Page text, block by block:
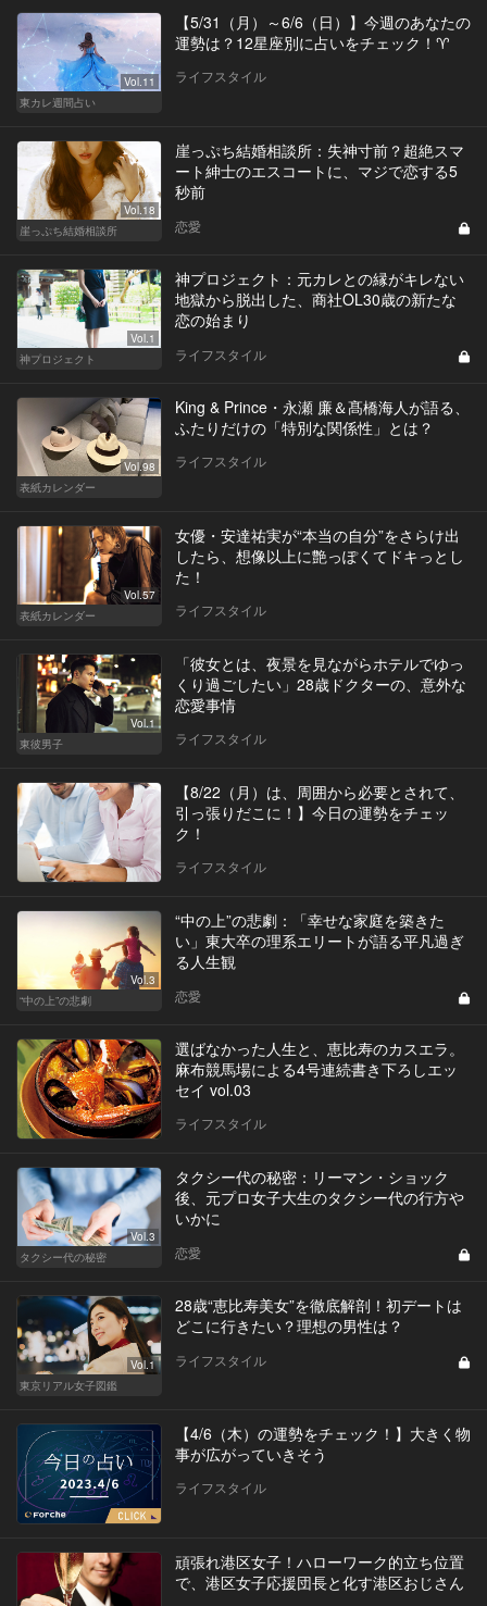
Vol.11
東カレ週間占い
【5/31（月）～6/6（日）】今週のあなたの
運勢は？12星座別に占いをチェック！♈
ライフスタイル
Vol.18
崖っぷち結婚相談所
崖っぷち結婚相談所：失神寸前？超絶スマ
ート紳士のエスコートに、マジで恋する5
秒前
恋愛
Vol.1
神プロジェクト
神プロジェクト：元カレとの縁がキレない
地獄から脱出した、商社OL30歳の新たな
恋の始まり
ライフスタイル
Vol.98
表紙カレンダー
King & Prince・永瀬 廉＆髙橋海人が語る、
ふたりだけの「特別な関係性」とは？
ライフスタイル
Vol.57
表紙カレンダー
女優・安達祐実が“本当の自分”をさらけ出
したら、想像以上に艶っぽくてドキっとし
た！
ライフスタイル
Vol.1
東彼男子
「彼女とは、夜景を見ながらホテルでゆっ
くり過ごしたい」28歳ドクターの、意外な
恋愛事情
ライフスタイル
【8/22（月）は、周囲から必要とされて、
引っ張りだこに！】今日の運勢をチェッ
ク！
ライフスタイル
Vol.3
“中の上”の悲劇
“中の上”の悲劇：「幸せな家庭を築きた
い」東大卒の理系エリートが語る平凡過ぎ
る人生観
恋愛
選ばなかった人生と、恵比寿のカスエラ。
麻布競馬場による4号連続書き下ろしエッ
セイ vol.03
ライフスタイル
Vol.3
タクシー代の秘密
タクシー代の秘密：リーマン・ショック
後、元プロ女子大生のタクシー代の行方や
いかに
恋愛
Vol.1
東京リアル女子図鑑
28歳“恵比寿美女”を徹底解剖！初デートは
どこに行きたい？理想の男性は？
ライフスタイル
【4/6（木）の運勢をチェック！】大きく物
事が広がっていきそう
ライフスタイル
頑張れ港区女子！ハローワーク的立ち位置
で、港区女子応援団長と化す港区おじさん